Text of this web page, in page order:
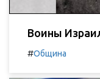
Воины
#Община